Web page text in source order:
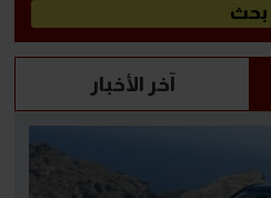
آخر الأخبار